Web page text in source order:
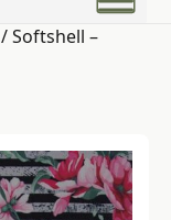
/ Softshell –